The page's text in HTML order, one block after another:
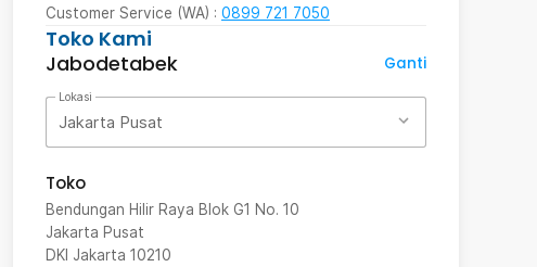
Customer Service (WA) : 0899 721 7050
Toko Kami
Jabodetabek
Ganti
Lokasi
Jakarta Pusat
Toko
Bendungan Hilir Raya Blok G1 No. 10
Jakarta Pusat
DKI Jakarta 10210